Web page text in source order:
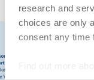
research and
choices are only
consent any time